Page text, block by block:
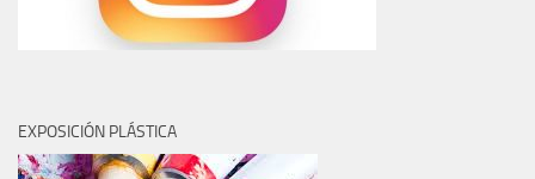
EXPOSICIÓN PLÁSTICA